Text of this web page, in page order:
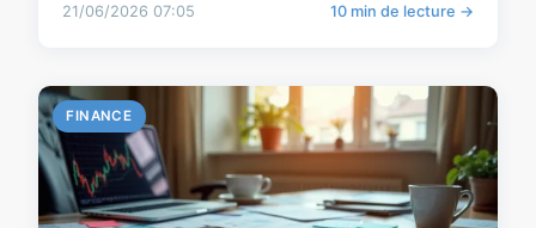
21/06/2026 07:05 10 min de lecture →
FINANCE